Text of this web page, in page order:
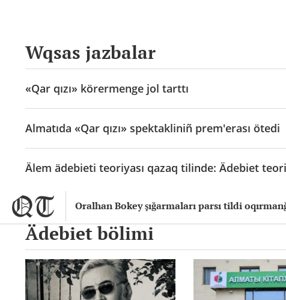
Oralhan Bokey şığarmaları parsı tildi
Wqsas jazbalar
«Qar qızı» körermenge jol tarttı
Almatıda «Qar qızı» spektakliniñ prem'erası ötedi
Älem ädebieti teoriyası qazaq tilinde: Ädebiet
Ädebiet bölimi